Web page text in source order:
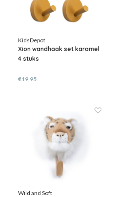
KidsDepot
Xion wandhaak set karamel
4 stuks
€19,95
Wild and Soft